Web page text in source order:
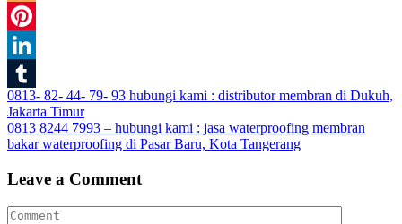
Blogger
Pinterest
LinkedIn
Tumblr
Post
navigation
0813- 82- 44- 79- 93 hubungi kami : distributor membran di Dukuh,
Jakarta Timur
0813 8244 7993 – hubungi kami : jasa waterproofing membran
bakar waterproofing di Pasar Baru, Kota Tangerang
Leave a Comment